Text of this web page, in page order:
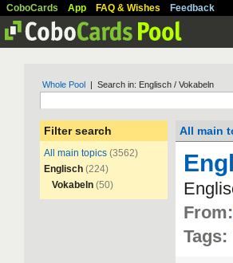
CoboCards App FAQ & Wishes Feedback
Whole Pool | Search in: Englisch / Vokabeln
Filter search
All main topics (3562)
Englisch (224)
Vokabeln (50)
All main
From:
Tags: